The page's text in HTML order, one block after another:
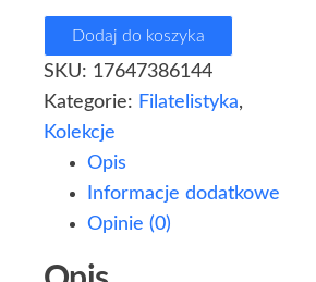
Dodaj do koszyka
SKU: 17647386144
Kategorie: Filatelistyka,
Kolekcje
Opis
Informacje dodatkowe
Opinie (0)